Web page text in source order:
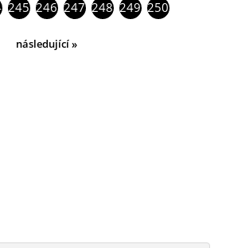
245 246 247 248 249 250
následující »